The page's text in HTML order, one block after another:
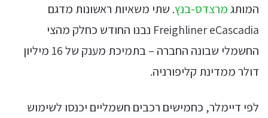
המותגמרצדס-בנץ. שתי משאיות ראשונות מדגם
Freighliner eCascadia נבנו החודש כחלק מהצי
החשמלי שבונה החברה – בתמיכת מענק של 16 מיליון
דולר ממדינת קליפורניה.
לפי דיימלר, כחמישים רכבים חשמליים יכנסו לשימוש